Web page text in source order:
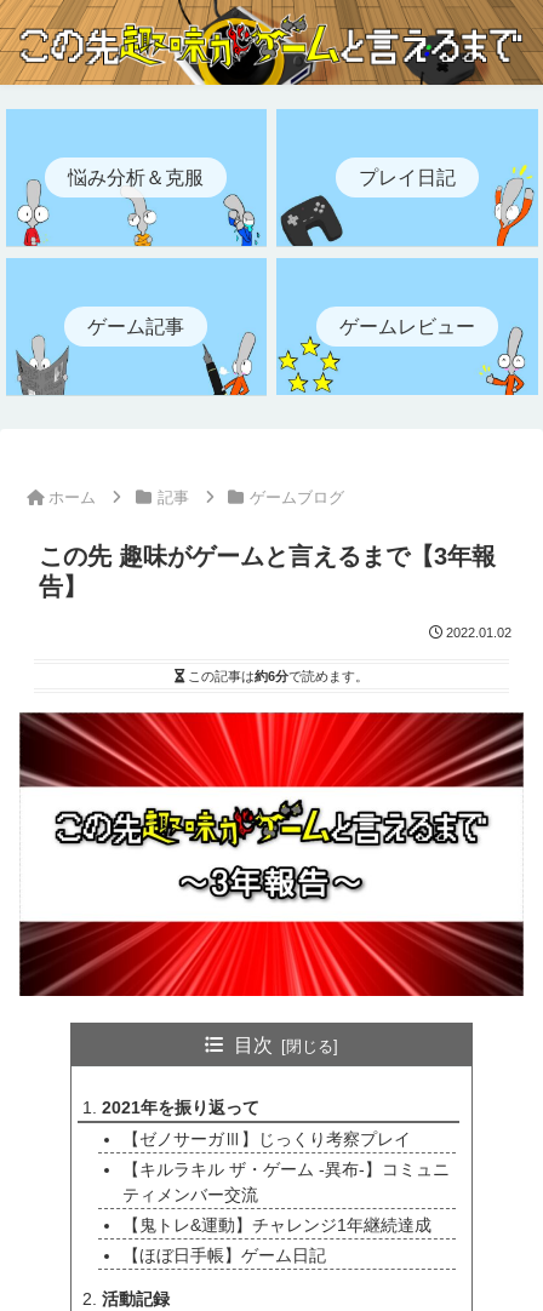
悩み分析＆克服 プレイ日記
ゲーム記事 ゲームレビュー
ホーム 記事 ゲームブログ
この先 趣味がゲームと言えるまで【3年報
告】
2022.01.02
この記事は約6分で読めます。
目次
2021年を振り返って
【ゼノサーガⅢ】じっくり考察プレイ
【キルラキル ザ・ゲーム -異布-】コミュニ
ティメンバー交流
【鬼トレ&運動】チャレンジ1年継続達成
【ほぼ日手帳】ゲーム日記
活動記録